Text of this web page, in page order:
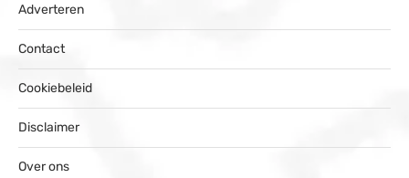
Adverteren
Contact
Cookiebeleid
Disclaimer
Over ons